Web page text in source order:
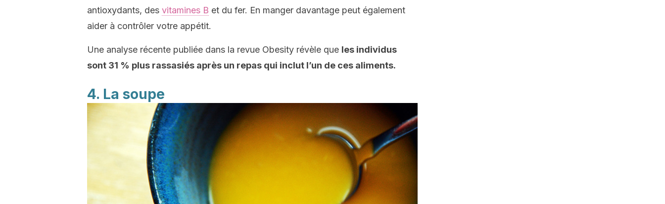
antioxydants, des vitamines B et du fer. En manger davantage peut également
aider à contrôler votre appétit.
Une analyse récente publiée dans la revue Obesity révèle que les individus
sont 31 % plus rassasiés après un repas qui inclut l’un de ces aliments.
4. La soupe